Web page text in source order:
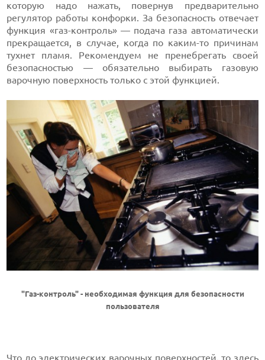
которую надо нажать, повернув предварительно
регулятор работы конфорки. За безопасность отвечает
функция «газ-контроль» — подача газа автоматически
прекращается, в случае, когда по каким-то причинам
тухнет пламя. Рекомендуем не пренебрегать своей
безопасностью — обязательно выбирать газовую
варочную поверхность только с этой функцией.
"Газ-контроль" - необходимая функция для безопасности
пользователя
Что до электрических варочных поверхностей, то здесь